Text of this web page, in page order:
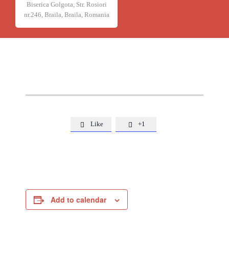
Biserica Golgota, Str. Rosiori
nr.246, Braila, Braila, Romania
 Like  +1
Add to calendar